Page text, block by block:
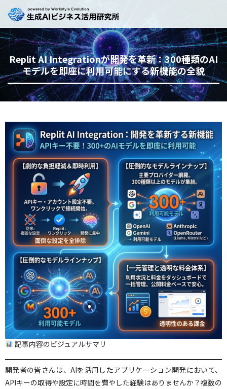
Replit AI Integrationが開発を革新：300種類のAI
モデルを即座に利用可能にする新機能の全貌
記事内容のビジュアルサマリ
開発者の皆さんは、AIを活用したアプリケーション開発において、
APIキーの取得や設定に時間を費やした経験はありませんか？複数の